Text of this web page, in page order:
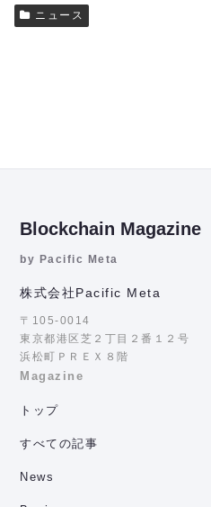
ニュース
Blockchain Magazine
by Pacific Meta
株式会社Pacific Meta
〒105-0014
東京都港区芝２丁目２番１２号
浜松町ＰＲＥＸ８階
Magazine
トップ
すべての記事
News